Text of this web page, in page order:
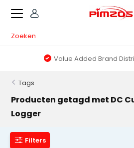
Value Added Brand
Tags
Producten getagd met DC
Logger
Filters